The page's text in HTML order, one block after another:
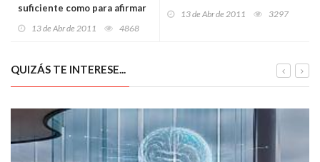
suficiente como para afirmar
13 de Abr de 2011 4868
13 de Abr de 2011 3297
QUIZÁS TE INTERESE...